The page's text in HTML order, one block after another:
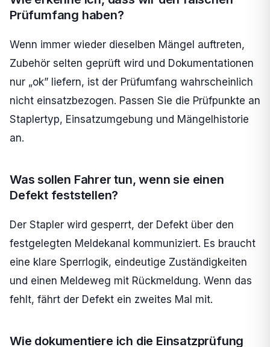
Prüfumfang haben?
Wenn immer wieder dieselben Mängel auftreten,
Zubehör selten geprüft wird und Dokumentationen
nur „ok” liefern, ist der Prüfumfang wahrscheinlich
nicht einsatzbezogen. Passen Sie die Prüfpunkte an
Staplertyp, Einsatzumgebung und Mängelhistorie
an.
Was sollen Fahrer tun, wenn sie einen
Defekt feststellen?
Der Stapler wird gesperrt, der Defekt über den
festgelegten Meldekanal kommuniziert. Es braucht
eine klare Sperrlogik, eindeutige Zuständigkeiten
und einen Meldeweg mit Rückmeldung. Wenn das
fehlt, fährt der Defekt ein zweites Mal mit.
Wie dokumentiere ich die Einsatzprüfung